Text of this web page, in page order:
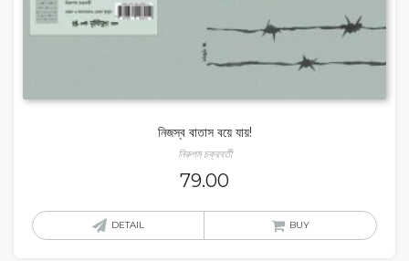
নিজস্ব বাতাস বয়ে যায়!
নিরুপম চক্রবর্তী
79.00
DETAIL BUY